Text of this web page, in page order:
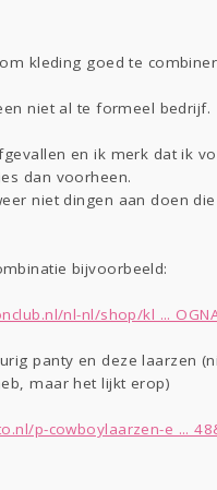
kleding goed te
niet al te formeel bedrijf.
en ik merk dat ik
dan voorheen.
niet dingen aan doen
bijvoorbeeld:
nl-nl/shop/kl ...
panty en deze laarzen
maar het lijkt erop)
p-cowboylaarzen-e ...